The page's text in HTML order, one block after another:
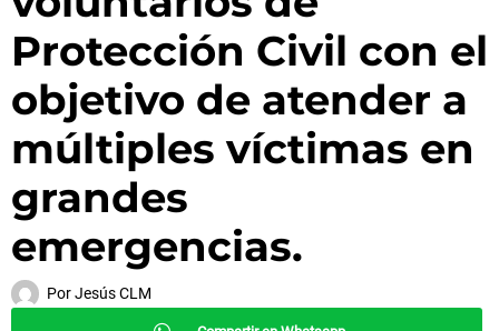
Protección Civil con el
objetivo de atender a
múltiples víctimas en
grandes
emergencias.
PorJesús CLM